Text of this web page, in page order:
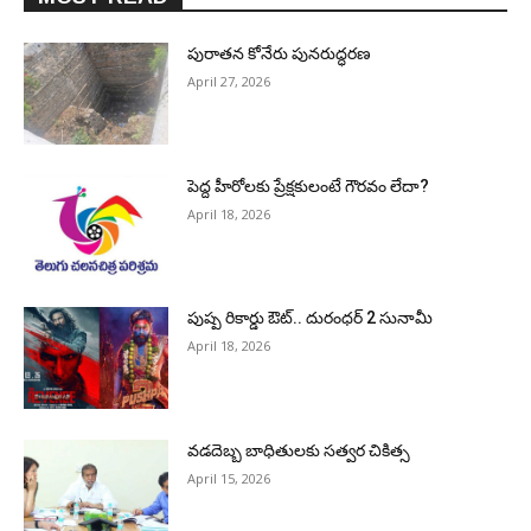
పురాత‌న కోనేరు పున‌రుద్ధ‌ర‌ణ
April 27, 2026
పెద్ద హీరోల‌కు ప్రేక్ష‌కులంటే గౌర‌వం లేదా?
April 18, 2026
పుష్ప రికార్డు ఔట్‌.. దురంధ‌ర్ 2 సునామీ
April 18, 2026
వడదెబ్బ బాధితులకు సత్వర చికిత్స
April 15, 2026